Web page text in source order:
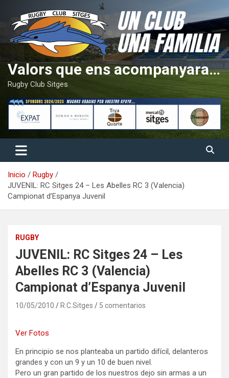
contenido
Valors que ens acompanyaran tota la vida
Rugby Club Sitges
Inicio
Rugby
JUVENIL: RC Sitges 24 – Les Abelles RC 3 (Valencia)
Campionat d’Espanya Juvenil
RUGBY
JUVENIL: RC Sitges 24 – Les
Abelles RC 3 (Valencia)
Campionat d’Espanya Juvenil
10/05/2010 R.C.Sitges 5 comentarios
Ver Fotos
En principio se nos planteaba un partido difícil, delanteros
grandes y con un 9 y un 10 de buen nivel.
Pero un gran partido de los nuestros dejo sin armas a un